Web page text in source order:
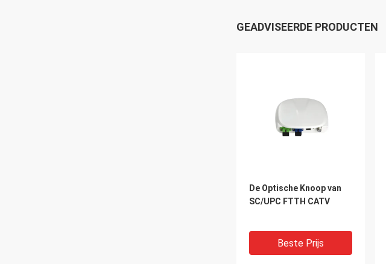
GEADVISEERDE PRODUCTEN
De Optische Knoop van
SC/UPC FTTH CATV
Beste Prijs